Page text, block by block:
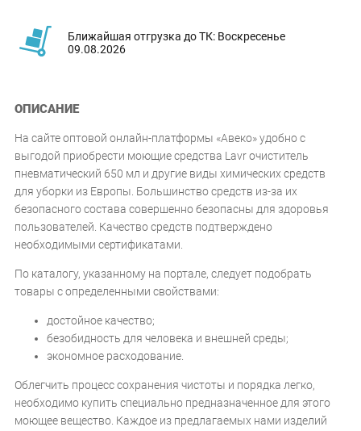
Ближайшая отгрузка до ТК: Воскресенье
09.08.2026
ОПИСАНИЕ
На сайте оптовой онлайн-платформы «Авеко» удобно с
выгодой приобрести моющие средства Lavr очиститель
пневматический 650 мл и другие виды химических средств
для уборки из Европы. Большинство средств из-за их
безопасного состава совершенно безопасны для здоровья
пользователей. Качество средств подтверждено
необходимыми сертификатами.
По каталогу, указанному на портале, следует подобрать
товары с определенными свойствами:
достойное качество;
безобидность для человека и внешней среды;
экономное расходование.
Облегчить процесс сохранения чистоты и порядка легко,
необходимо купить специально предназначенное для этого
моющее вещество. Каждое из предлагаемых нами изделий